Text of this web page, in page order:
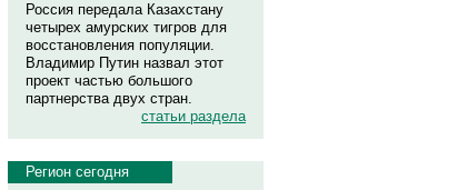
Россия передала Казахстану
четырех амурских тигров для
восстановления популяции.
Владимир Путин назвал этот
проект частью большого
партнерства двух стран.
статьи раздела
Регион сегодня